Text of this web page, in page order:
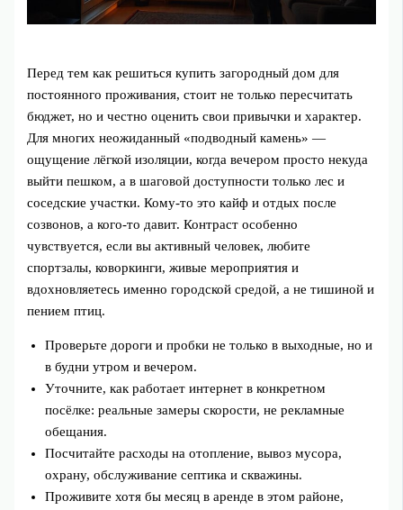
Перед тем как решиться купить загородный дом для
постоянного проживания, стоит не только пересчитать
бюджет, но и честно оценить свои привычки и характер.
Для многих неожиданный «подводный камень» —
ощущение лёгкой изоляции, когда вечером просто некуда
выйти пешком, а в шаговой доступности только лес и
соседские участки. Кому-то это кайф и отдых после
созвонов, а кого-то давит. Контраст особенно
чувствуется, если вы активный человек, любите
спортзалы, коворкинги, живые мероприятия и
вдохновляетесь именно городской средой, а не тишиной и
пением птиц.
Проверьте дороги и пробки не только в выходные, но и
в будни утром и вечером.
Уточните, как работает интернет в конкретном
посёлке: реальные замеры скорости, не рекламные
обещания.
Посчитайте расходы на отопление, вывоз мусора,
охрану, обслуживание септика и скважины.
Проживите хотя бы месяц в аренде в этом районе,